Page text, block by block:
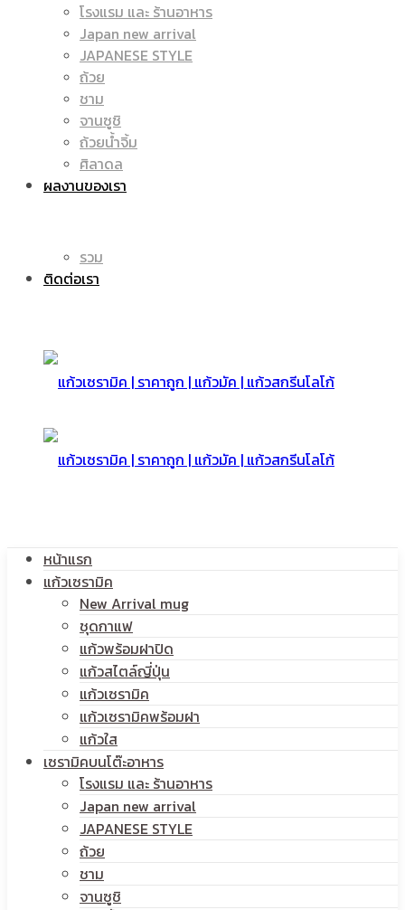
แก้ว
แก้ว
สกรีน
แก้ว
|
แก้ว
สกรีน
โรงแรม และ ร้านอาหาร
Japan new arrival
JAPANESE STYLE
ถ้วย
ชาม
จานซูชิ
ถ้วยน้ำจิ้ม
ศิลาดล
ผลงานของเรา
รวม
ติดต่อเรา
หน้าแรก
แก้วเซรามิค
New Arrival mug
ชุดกาแฟ
แก้วพร้อมฝาปิด
แก้วสไตล์ญี่ปุ่น
แก้วเซรามิค
แก้วเซรามิคพร้อมฝา
แก้วใส
เซรามิคบนโต๊ะอาหาร
โรงแรม และ ร้านอาหาร
Japan new arrival
JAPANESE STYLE
ถ้วย
ชาม
จานซูชิ